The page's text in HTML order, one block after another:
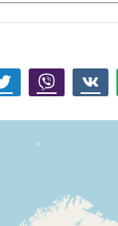
Twitter Viber